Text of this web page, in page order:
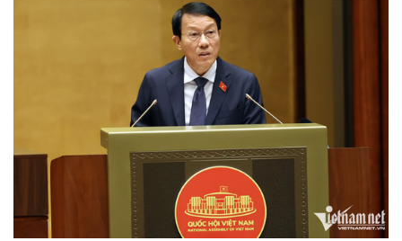
Hơn 50 giáo viên bỏ dạy vì
'lương không đủ sống' quay lại
trường
Đại học vẫn xét điểm thi tốt
nghiệp vì chưa có 'lựa chọn
tốt hơn'